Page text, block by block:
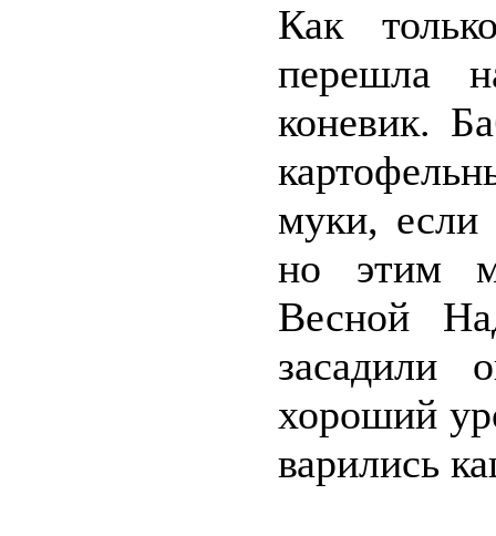
Как
перешла
коневик.
муки, если
но этим
Весной
засадили
хороший
варились